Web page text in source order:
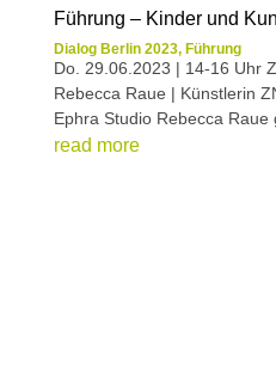
Führung – Kinder und
Dialog Berlin 2023, Führung
Do. 29.06.2023 | 14-16 Uhr
Rebecca Raue | Künstlerin
Ephra Studio Rebecca
read more